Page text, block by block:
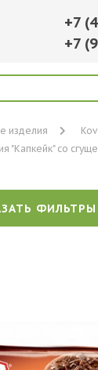
+7
+7
изделия
"Капкейк" со
ФИЛЬТРЫ